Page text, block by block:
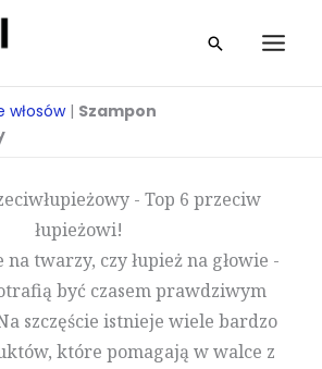
Szukaj
włosów| Szampon
- Top 6 przeciw
łupieżowi!
na twarzy, czy łupież na głowie -
być czasem prawdziwym
szczęście istnieje wiele bardzo
które pomagają w walce z